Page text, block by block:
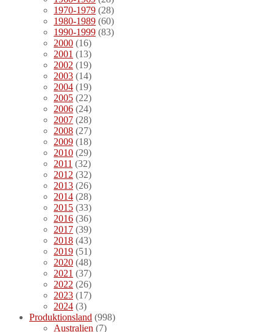
1970-1979 (28)
1980-1989 (60)
1990-1999 (83)
2000 (16)
2001 (13)
2002 (19)
2003 (14)
2004 (19)
2005 (22)
2006 (24)
2007 (28)
2008 (27)
2009 (18)
2010 (29)
2011 (32)
2012 (32)
2013 (26)
2014 (28)
2015 (33)
2016 (36)
2017 (39)
2018 (43)
2019 (51)
2020 (48)
2021 (37)
2022 (26)
2023 (17)
2024 (3)
Produktionsland (998)
Australien (7)